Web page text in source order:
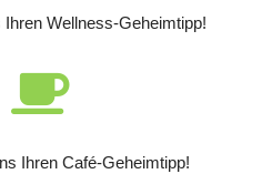
Wellness-Geheimtipp!
Ihren Café-Geheimtipp!